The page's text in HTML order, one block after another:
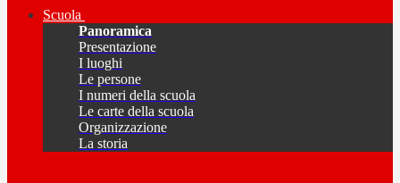
Scuola
Panoramica
Presentazione
I luoghi
Le persone
I numeri della scuola
Le carte della scuola
Organizzazione
La storia